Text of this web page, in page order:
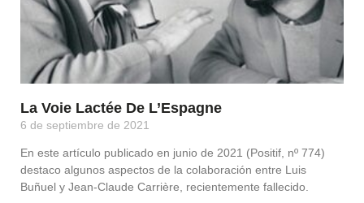
La Voie Lactée De L’Espagne
6 de septiembre de 2021
En este artículo publicado en junio de 2021 (Positif, nº 774)
destaco algunos aspectos de la colaboración entre Luis
Buñuel y Jean-Claude Carrière, recientemente fallecido.